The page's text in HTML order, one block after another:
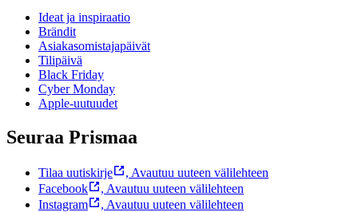
Ideat ja inspiraatio
Brändit
Asiakasomistajapäivät
Tilipäivä
Black Friday
Cyber Monday
Apple-uutuudet
Seuraa Prismaa
Tilaa uutiskirje , Avautuu uuteen välilehteen
Facebook
, Avautuu uuteen välilehteen
Instagram
, Avautuu uuteen välilehteen